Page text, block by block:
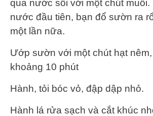
qua nước sôi với một chút muối.
nước đầu tiên, bạn đổ sườn ra
một lần nữa.
Ướp sườn với một chút hạt
khoảng 10 phút
Hành, tỏi bóc vỏ, đập dập nhỏ.
Hành lá rửa sạch và cắt khúc